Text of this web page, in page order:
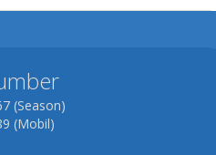
(Season)
(Mobil)